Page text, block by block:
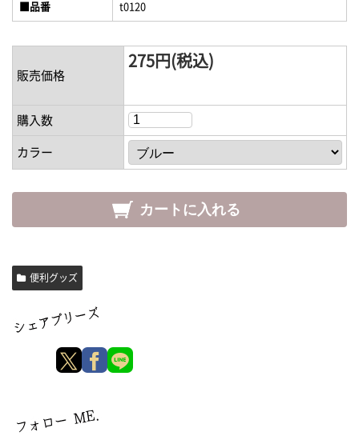
■品番 t0120
販売価格
275円(税込)
購入数
カラー
便利グッズ